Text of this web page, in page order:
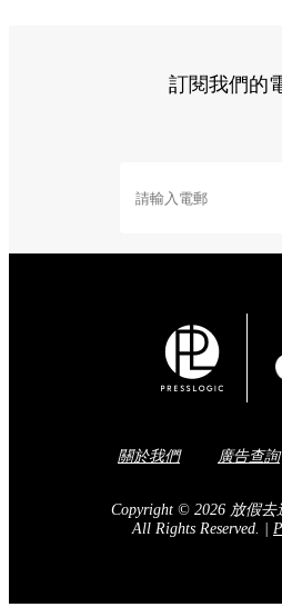
訂閱我們的
關於我們 廣告查詢
Copyright © 2026 放假去
All Rights Reserved.